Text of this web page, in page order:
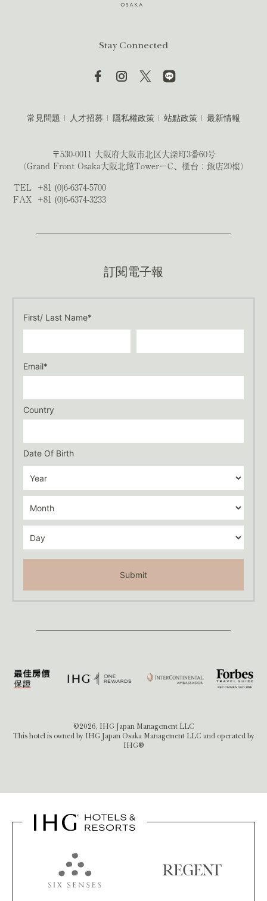
Stay Connected
常見問題 人才招募 隱私權政策 站點政策 最新情報
〒530-0011 大阪府大阪市北区大深町3番60号
（Grand Front Osaka大阪北館TowerーC、櫃台：飯店20樓）
TEL +81 (0)6-6374-5700
FAX +81 (0)6-6374-3233
訂閱電子報
First/ Last Name*
Email*
Country
Date Of Birth
Submit
©2026, IHG Japan Management LLC
This hotel is owned by IHG Japan Osaka Management LLC and operated by
IHG®